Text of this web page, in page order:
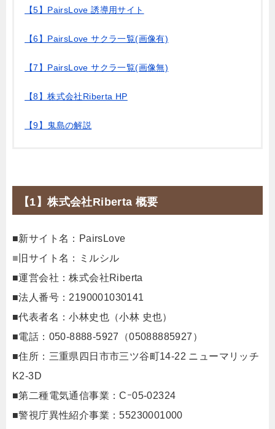
【5】PairsLove 誘導用サイト
【6】PairsLove サクラ一覧(画像有)
【7】PairsLove サクラ一覧(画像無)
【8】株式会社Riberta HP
【9】鬼島の解説
【1】株式会社Riberta 概要
■新サイト名：PairsLove
■ 旧サイト名：ミルシル
■運営会社：株式会社Riberta
■法人番号：2190001030141
■代表者名：小林史也（小林 史也）
■電話：050-8888-5927（05088885927）
■住所：三重県四日市市三ツ谷町14‐22 ニューマリッチ
K2-3D
■第二種電気通信事業：Cｰ05-02324
■警視庁異性紹介事業：55230001000